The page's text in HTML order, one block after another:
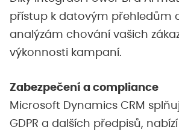
přístup k datovým přehledům
analýzám chování vašich
výkonnosti kampaní.
Zabezpečení a compliance
Microsoft Dynamics CRM
GDPR a dalších předpisů,